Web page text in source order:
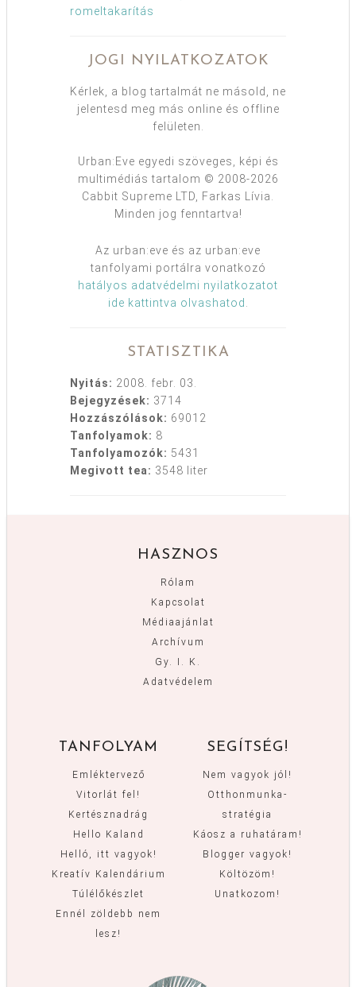
romeltakarítás
JOGI NYILATKOZATOK
Kérlek, a blog tartalmát ne másold, ne
jelentesd meg más online és offline
felületen.
Urban:Eve egyedi szöveges, képi és
multimédiás tartalom © 2008-2026
Cabbit Supreme LTD, Farkas Lívia.
Minden jog fenntartva!
Az urban:eve és az urban:eve
tanfolyami portálra vonatkozó
hatályos adatvédelmi nyilatkozatot
ide kattintva olvashatod
STATISZTIKA
Nyitás: 2008. febr. 03.
Bejegyzések: 3714
Hozzászólások: 69012
Tanfolyamok: 8
Tanfolyamozók: 5431
Megivott tea: 3548 liter
HASZNOS
Rólam
Kapcsolat
Médiaajánlat
Archívum
Gy. I. K.
Adatvédelem
TANFOLYAM
Emléktervező
Vitorlát fel!
Kertésznadrág
Hello Kaland
Helló, itt vagyok!
Kreatív Kalendárium
Túlélőkészlet
Ennél zöldebb nem
lesz!
SEGÍTSÉG!
Nem vagyok jól!
Otthonmunka-
stratégia
Káosz a ruhatáram!
Blogger vagyok!
Költözöm!
Unatkozom!